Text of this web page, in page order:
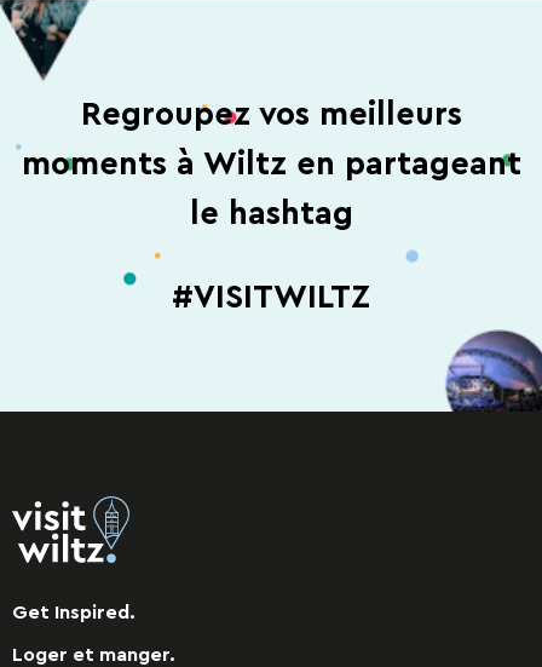
Regroupez vos meilleurs
moments à Wiltz en partageant
le hashtag
#VISITWILTZ
Get Inspired.
Loger et manger.